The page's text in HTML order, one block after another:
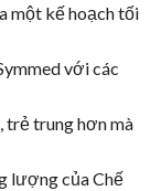
một kế hoạch tối
với các
trẻ trung hơn mà
lượng của Chế